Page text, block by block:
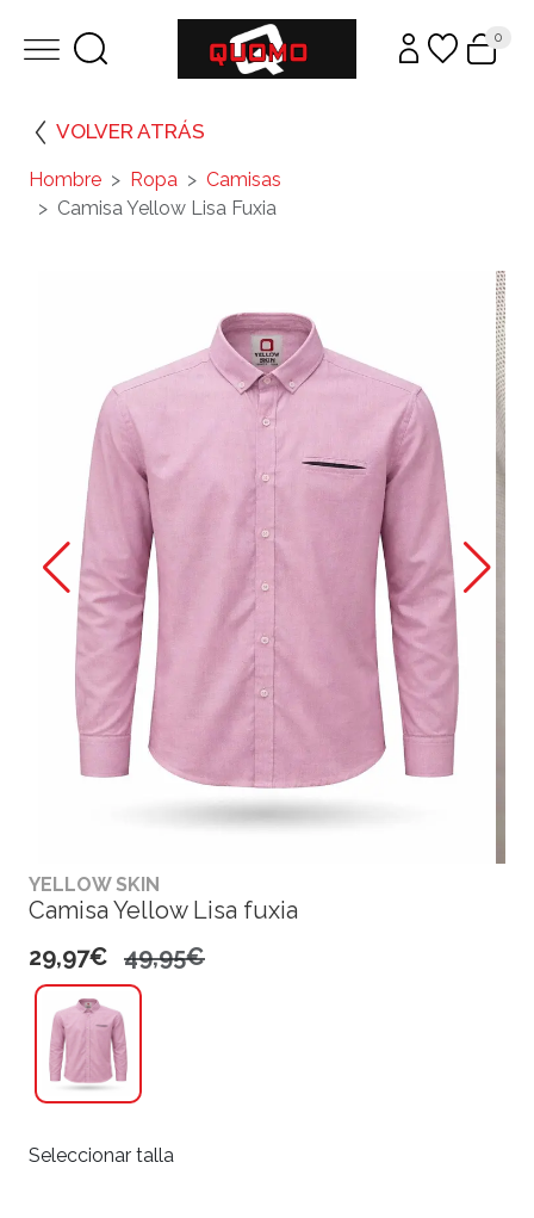
0
VOLVER ATRÁS
Hombre Ropa
Camisas
Camisa Yellow Lisa Fuxia
YELLOW SKIN
Camisa Yellow Lisa fuxia
29,97€ 49,95€
Seleccionar talla